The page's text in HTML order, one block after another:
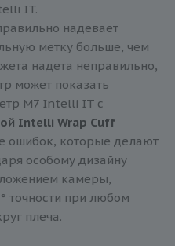
IT.
надевает
метку больше, чем
надета неправильно,
может показать
M7 Intelli IT с
Intelli Wrap Cuff
ошибок, которые делают
особому дизайну
камеры,
точности при любом
плеча.